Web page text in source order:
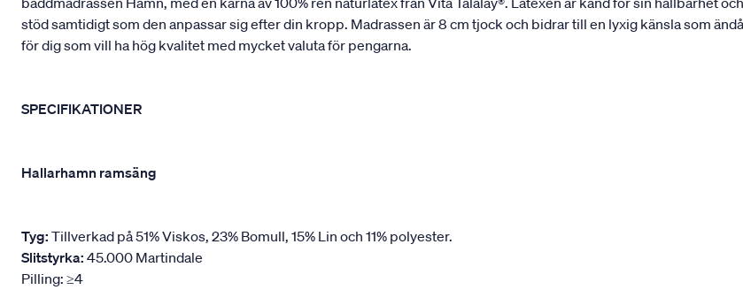
stöd samtidigt som den anpassar sig efter din kropp. Madrassen är 8 cm tjock och bidrar till en lyxig känsla som
för dig som vill ha hög kvalitet med mycket valuta för pengarna.
SPECIFIKATIONER
Hallarhamn ramsäng
Tyg: Tillverkad på 51% Viskos, 23% Bomull, 15% Lin och 11% polyester.
Slitstyrka: 45.000 Martindale
Pilling: ≥4